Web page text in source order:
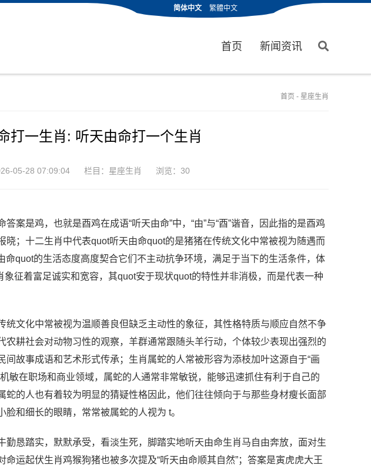
简体中文 繁體中文
首页 新闻资讯
首页 - 星座生肖
打一生肖: 听天由命打一个生肖
05-28 07:09:04 栏目： 星座生肖 浏览：30
案是鸡，也就是酉鸡在成语“听天由命”中，“由”与“酉”谐音，因此指的是酉鸡
晓；十二生肖中代表quot听天由命quot的是猪猪在传统文化中常被视为随遇而
命quot的生活态度高度契合它们不主动抗争环境，满足于当下的生活条件，体
征着富足诚实和宽容，其quot安于现状quot的特性并非消极，而是代表一种
统文化中常被视为温顺善良但缺乏主动性的象征，其性格特质与顺应自然不争
农耕社会对动物习性的观察，羊群通常跟随头羊行动，个体较少表现出强烈的
间故事成语和艺术形式传承；生肖属蛇的人常被形容为添枝加叶这源自于“画
敏在职场和商业领域，属蛇的人通常非常敏锐，能够迅速抓住有利于自己的
蛇的人也有着较为明显的猜疑性格因此，他们往往倾向于与那些身材瘦长面部
和细长的眼睛，常常被属蛇的人视为 t。
勤恳踏实，默默承受，看淡生死，脚踏实地听天由命生肖马自由奔放，面对生
运起伏生肖鸡猴狗猪也被多次提及“听天由命顺其自然”；答案是寅虎虎大王